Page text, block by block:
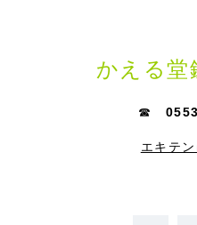
かえる堂
☎
エキテ